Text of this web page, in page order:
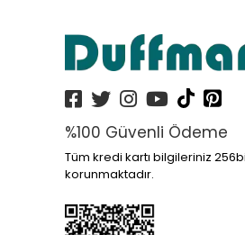
%100 Güvenli Ödeme
Tüm kredi kartı bilgileriniz
korunmaktadır.